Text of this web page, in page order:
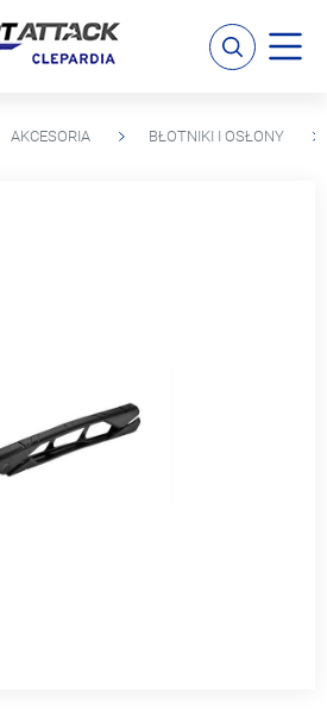
AKCESORIA BŁOTNIKI I OSŁONY